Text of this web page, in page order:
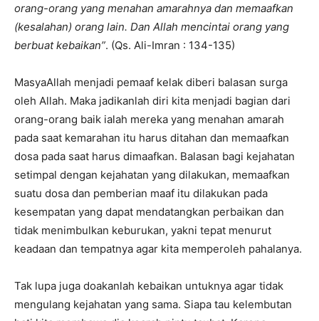
orang-orang yang menahan amarahnya dan memaafkan
(kesalahan) orang lain. Dan Allah mencintai orang yang
berbuat kebaikan”. (Qs. Ali-Imran : 134-135)
MasyaAllah menjadi pemaaf kelak diberi balasan surga
oleh Allah. Maka jadikanlah diri kita menjadi bagian dari
orang-orang baik ialah mereka yang menahan amarah
pada saat kemarahan itu harus ditahan dan memaafkan
dosa pada saat harus dimaafkan. Balasan bagi kejahatan
setimpal dengan kejahatan yang dilakukan, memaafkan
suatu dosa dan pemberian maaf itu dilakukan pada
kesempatan yang dapat mendatangkan perbaikan dan
tidak menimbulkan keburukan, yakni tepat menurut
keadaan dan tempatnya agar kita memperoleh pahalanya.
Tak lupa juga doakanlah kebaikan untuknya agar tidak
mengulang kejahatan yang sama. Siapa tau kelembutan